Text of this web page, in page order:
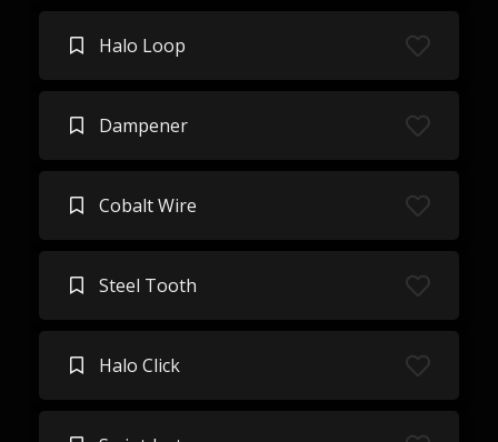
Halo Loop
Dampener
Cobalt Wire
Steel Tooth
Halo Click